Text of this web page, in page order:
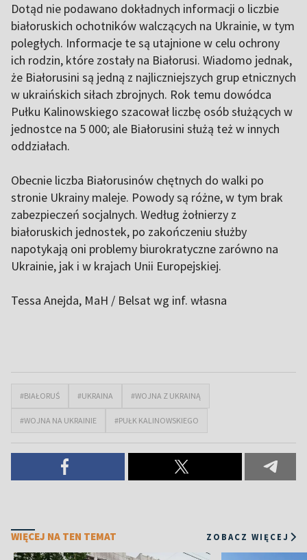
Dotąd nie podawano dokładnych informacji o liczbie
białoruskich ochotników walczących na Ukrainie, w tym
poległych. Informacje te są utajnione w celu ochrony
ich rodzin, które zostały na Białorusi. Wiadomo jednak,
że Białorusini są jedną z najliczniejszych grup etnicznych
w ukraińskich siłach zbrojnych. Rok temu dowódca
Pułku Kalinowskiego szacował liczbę osób służących w
jednostce na 5 000; ale Białorusini służą też w innych
oddziałach.
Obecnie liczba Białorusinów chętnych do walki po
stronie Ukrainy maleje. Powody są różne, w tym brak
zabezpieczeń socjalnych. Według żołnierzy z
białoruskich jednostek, po zakończeniu służby
napotykają oni problemy biurokratyczne zarówno na
Ukrainie, jak i w krajach Unii Europejskiej.
Tessa Anejda, MaH / Belsat wg inf. własna
#BIAŁORUŚ #UKRAINA #WOJNA Z UKRAINĄ
#WOJNA NA UKRAINIE #PUŁK KALINOWSKIEGO
WIĘCEJ NA TEN TEMAT ZOBACZ WIĘCEJ